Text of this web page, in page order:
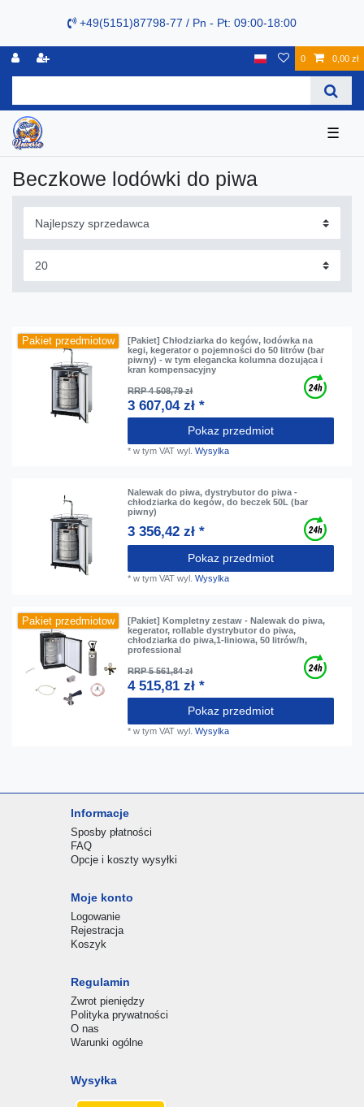
+49(5151)87798-77 / Pn - Pt: 09:00-18:00
0 0,00 zł
☰
Beczkowe lodówki do piwa
Pakiet przedmiotow
[Pakiet] Chłodziarka do kegów, lodówka na
kegi, kegerator o pojemności do 50 litrów (bar
piwny) - w tym elegancka kolumna dozująca i
kran kompensacyjny
RRP 4 508,79 zł
3 607,04 zł *
Pokaz przedmiot
*w tym VAT wyl.Wysylka
Nalewak do piwa, dystrybutor do piwa -
chłodziarka do kegów, do beczek 50L (bar
piwny)
3 356,42 zł *
Pokaz przedmiot
*w tym VAT wyl.Wysylka
Pakiet przedmiotow
[Pakiet] Kompletny zestaw - Nalewak do piwa,
kegerator, rollable dystrybutor do piwa,
chłodziarka do piwa,1-liniowa, 50 litrów/h,
professional
RRP 5 561,84 zł
4 515,81 zł *
Pokaz przedmiot
*w tym VAT wyl.Wysylka
Informacje
Sposby płatności
FAQ
Opcje i koszty wysyłki
Moje konto
Logowanie
Rejestracja
Koszyk
Regulamin
Zwrot pieniędzy
Polityka prywatności
O nas
Warunki ogólne
Wysyłka